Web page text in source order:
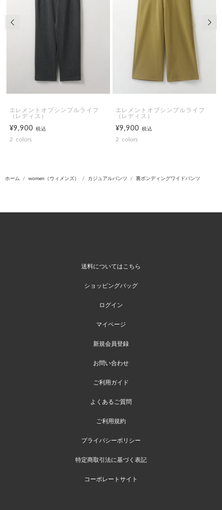
エレメントオブシンプルライフ
（レディス）
¥9,900税込
2 colors
エレメントオブシンプルライフ
（レディス）
¥9,900税込
2 colors
前の画像
ホーム women（ウィメンズ） カジュアルパンツ 裏ボンディングワイドパンツ
送料についてはこちら
ショッピングバッグ
ログイン
マイページ
新規会員登録
お問い合わせ
ご利用ガイド
よくあるご質問
ご利用規約
プライバシーポリシー
特定商取引法に基づく表記
コーポレートサイト